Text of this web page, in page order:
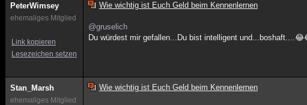
PeterWimsey
ehemaliges Mitglied
Link kopieren
Lesezeichen setzen
Wie wichtig ist Euch Geld beim Kennenlernen
@gruselich
Du würdest mir gefallen...Du bist intelligent
Stan_Marsh
ehemaliges Mitglied
Wie wichtig ist Euch Geld beim Kennenlernen